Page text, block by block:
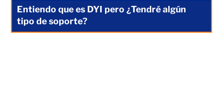
Entiendo que es DYI pero ¿Tendré algún
tipo de soporte?